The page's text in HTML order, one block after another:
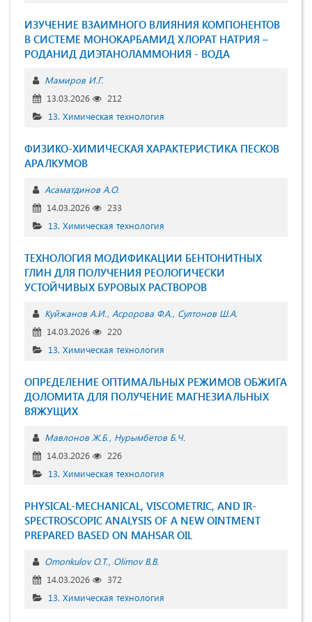
ИЗУЧЕНИЕ ВЗАИМНОГО ВЛИЯНИЯ КОМПОНЕНТОВ
В СИСТЕМЕ МОНОКАРБАМИД ХЛОРАТ НАТРИЯ –
РОДАНИД ДИЭТАНОЛАММОНИЯ - ВОДА
Мамиров И.Г.
13.03.2026
212
13. Химическая технология
ФИЗИКО-ХИМИЧЕСКАЯ ХАРАКТЕРИСТИКА ПЕСКОВ
АРАЛКУМОВ
Асаматдинов А.О.
14.03.2026
233
13. Химическая технология
ТЕХНОЛОГИЯ МОДИФИКАЦИИ БЕНТОНИТНЫХ
ГЛИН ДЛЯ ПОЛУЧЕНИЯ РЕОЛОГИЧЕСКИ
УСТОЙЧИВЫХ БУРОВЫХ РАСТВОРОВ
Куйжанов А.И. Асророва Ф.А. Султонов Ш.А.
14.03.2026
220
13. Химическая технология
ОПРЕДЕЛЕНИЕ ОПТИМАЛЬНЫХ РЕЖИМОВ ОБЖИГА
ДОЛОМИТА ДЛЯ ПОЛУЧЕНИЕ МАГНЕЗИАЛЬНЫХ
ВЯЖУЩИХ
Мавлонов Ж.Б. Нурымбетов Б.Ч.
14.03.2026
226
13. Химическая технология
PHYSICAL-MECHANICAL, VISCOMETRIC, AND IR-
SPECTROSCOPIC ANALYSIS OF A NEW OINTMENT
PREPARED BASED ON MAHSAR OIL
Omonkulov O.T. Olimov B.B.
14.03.2026
372
13. Химическая технология